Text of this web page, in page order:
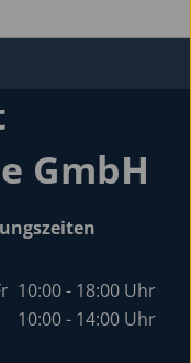
GmbH
10:00 - 18:00 Uhr
10:00 - 14:00 Uhr